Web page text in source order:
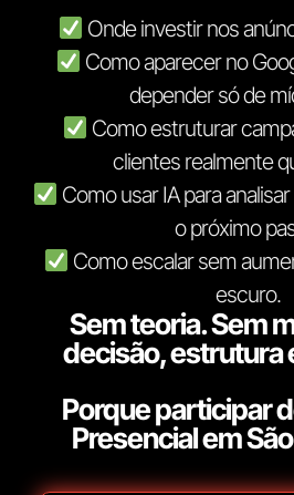
Onde investir nos
Como aparecer no
depender só de
Como estruturar
clientes realmente
Como usar IA para
o próximo
Como escalar sem
escuro.
Sem teoria. Sem
decisão, estrutura
Porque participar
Presencial em